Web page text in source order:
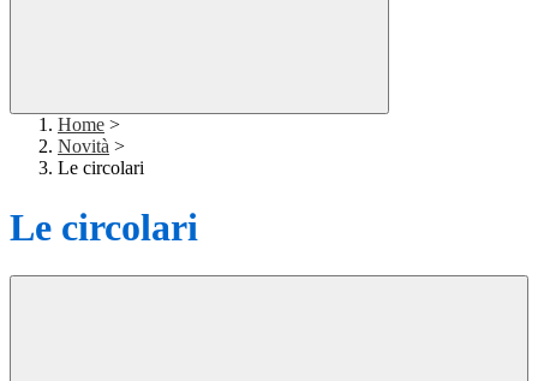
Home >
Novità >
Le circolari
Le circolari